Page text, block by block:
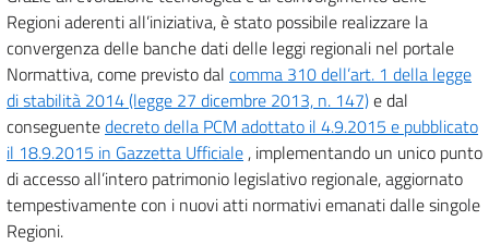
Regioni aderenti all’iniziativa, è stato possibile realizzare la
convergenza delle banche dati delle leggi regionali nel portale
Normattiva, come previsto dal comma 310 dell’art. 1 della legge
di stabilità 2014 (legge 27 dicembre 2013, n. 147)e dal
conseguentedecreto della PCM adottato il 4.9.2015 e pubblicato
il 18.9.2015 in Gazzetta Ufficiale , implementando un unico punto
di accesso all’intero patrimonio legislativo regionale, aggiornato
tempestivamente con i nuovi atti normativi emanati dalle singole
Regioni.